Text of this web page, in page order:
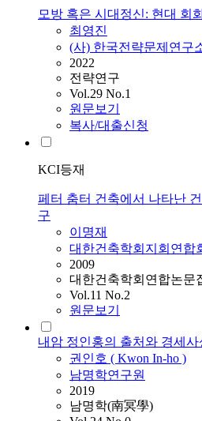
모방 혹은 시대정신: 현대 회
최영진
(사) 한국전략문제연구
2022
전략연구
Vol.29 No.1
원문보기
복사/대출신청
KCI등재
페터 춤터 건축에서 나타난
구
이명재
대한건축학회지회연합
2009
대한건축학회연합논문
Vol.11 No.2
원문보기
내암 정인홍의 출처와 경세사
권인호 ( Kwon In-ho )
남명학연구원
2019
남명학(南冥學)